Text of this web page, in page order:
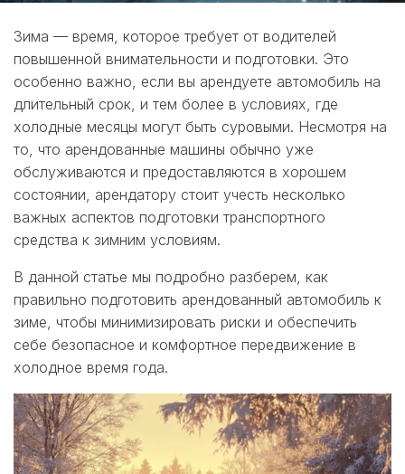
Зима — время, которое требует от водителей
повышенной внимательности и подготовки. Это
особенно важно, если вы арендуете автомобиль на
длительный срок, и тем более в условиях, где
холодные месяцы могут быть суровыми. Несмотря на
то, что арендованные машины обычно уже
обслуживаются и предоставляются в хорошем
состоянии, арендатору стоит учесть несколько
важных аспектов подготовки транспортного
средства к зимним условиям.
В данной статье мы подробно разберем, как
правильно подготовить арендованный автомобиль к
зиме, чтобы минимизировать риски и обеспечить
себе безопасное и комфортное передвижение в
холодное время года.